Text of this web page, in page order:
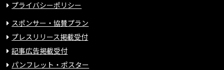
プライバシーポリシー
スポンサー・協賛プラン
プレスリリース掲載受付
記事広告掲載受付
パンフレット・ポスター